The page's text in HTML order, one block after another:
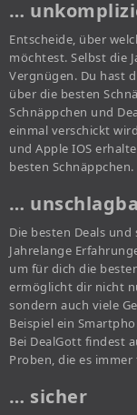
…
Entscheide, über
möchtest. Selbst die
Vergnügen. Du hast
über die besten
Schnäppchen und
einmal verschickt
und Apple IOS
besten Schnäppchen.
…
Die besten Deals
Jahrelange
um für dich die
ermöglicht dir nicht
sondern auch viele
Beispiel ein
Bei DealGott findest
Proben, die es
… sicher